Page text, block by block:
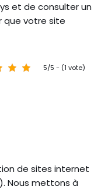
et de consulter un
que votre site
5/5 - (1 vote)
de sites internet
Nous mettons à